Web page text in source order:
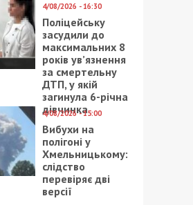
4/08/2026 - 16:30
Поліцейську
засудили до
максимальних 8
років ув’язнення
за смертельну
ДТП, у якій
загинула 6-річна
дівчинка
4/08/2026 - 15:00
Вибухи на
полігоні у
Хмельницькому:
слідство
перевіряє дві
версії